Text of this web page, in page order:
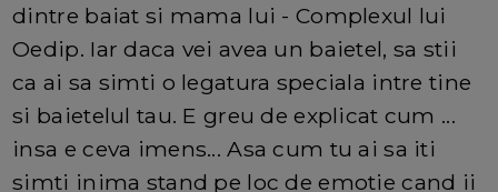
dintre baiat si mama lui - Complexul lui
Oedip. Iar daca vei avea un baietel, sa stii
ca ai sa simti o legatura speciala intre tine
si baietelul tau. E greu de explicat cum ...
insa e ceva imens... Asa cum tu ai sa iti
simti inima stand pe loc de emotie cand ii